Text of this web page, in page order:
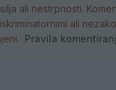
ali nestrpnosti.
ali
Pravila